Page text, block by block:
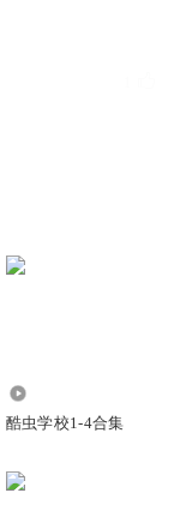
酷虫学校1-4合集